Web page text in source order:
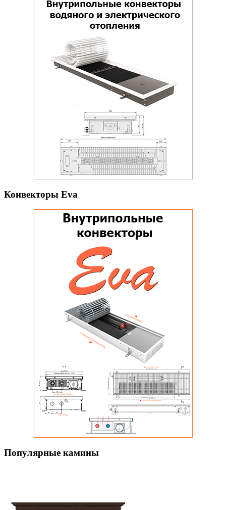
Конвекторы Eva
Популярные камины